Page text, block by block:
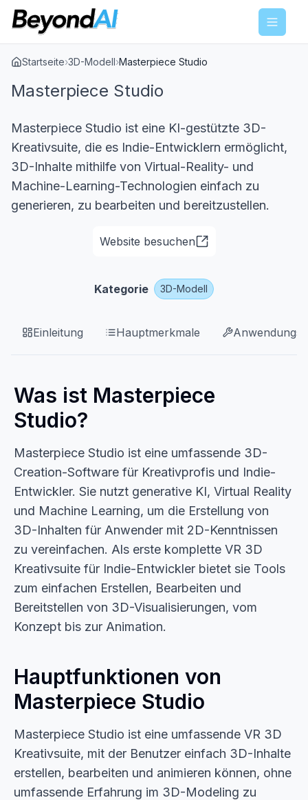
Menu
Startseite›3D-Modell›Masterpiece Studio
Masterpiece Studio
Masterpiece Studio ist eine KI-gestützte 3D-
Kreativsuite, die es Indie-Entwicklern ermöglicht,
3D-Inhalte mithilfe von Virtual-Reality- und
Machine-Learning-Technologien einfach zu
generieren, zu bearbeiten und bereitzustellen.
Website besuchen
Kategorie 3D-Modell
Einleitung Hauptmerkmale
Was ist Masterpiece
Studio?
Masterpiece Studio ist eine umfassende 3D-
Creation-Software für Kreativprofis und Indie-
Entwickler. Sie nutzt generative KI, Virtual Reality
und Machine Learning, um die Erstellung von
3D-Inhalten für Anwender mit 2D-Kenntnissen
zu vereinfachen. Als erste komplette VR 3D
Kreativsuite für Indie-Entwickler bietet sie Tools
zum einfachen Erstellen, Bearbeiten und
Bereitstellen von 3D-Visualisierungen, vom
Konzept bis zur Animation.
Hauptfunktionen von
Masterpiece Studio
Masterpiece Studio ist eine umfassende VR 3D
Kreativsuite, mit der Benutzer einfach 3D-Inhalte
erstellen, bearbeiten und animieren können, ohne
umfassende Erfahrung im 3D-Modeling zu